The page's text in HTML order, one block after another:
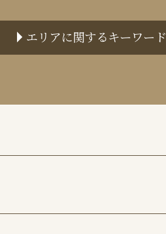
エリアに関するキーワード
港区 不動産トラブル 弁護士
港区 離婚 弁護士